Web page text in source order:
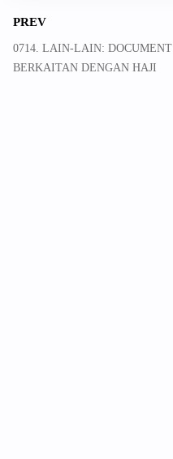
PREV
0714. LAIN-LAIN: DOCUMENT
BERKAITAN DENGAN HAJI